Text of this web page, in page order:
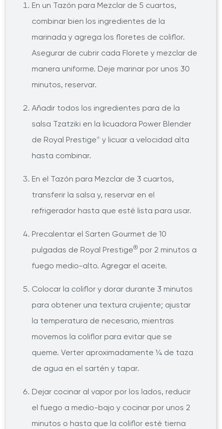
En un Tazón para Mezclar de 5 cuartos,
combinar bien los ingredientes de la
marinada y agrega los floretes de coliflor.
Asegurar de cubrir cada Florete y mezclar de
manera uniforme. Deje marinar por unos 30
minutos, reservar.
Añadir todos los ingredientes para de la
salsa Tzatziki en la licuadora Power Blender
de Royal Prestige® y licuar a velocidad alta
hasta combinar.
En el Tazón para Mezclar de 3 cuartos,
transferir la salsa y, reservar en el
refrigerador hasta que esté lista para usar.
Precalentar el Sarten Gourmet de 10
pulgadas de Royal Prestige® por 2 minutos a
fuego medio-alto. Agregar el aceite.
Colocar la coliflor y dorar durante 3 minutos
para obtener una textura crujiente; ajustar
la temperatura de necesario, mientras
movemos la coliflor para evitar que se
queme. Verter aproximadamente ¼ de taza
de agua en el sartén y tapar.
Dejar cocinar al vapor por los lados, reducir
el fuego a medio-bajo y cocinar por unos 2
minutos o hasta que la coliflor esté tierna